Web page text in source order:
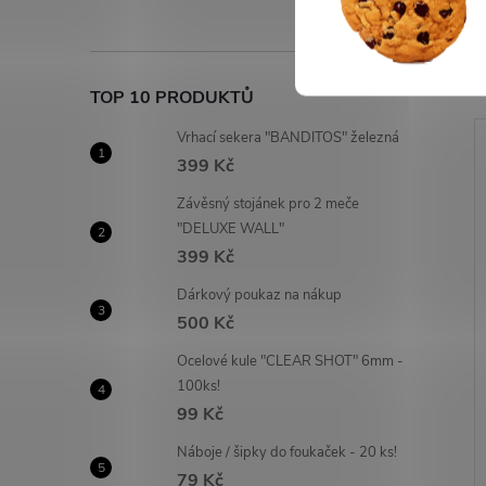
TOP 10 PRODUKTŮ
Vrhací sekera "BANDITOS" železná
399 Kč
Závěsný stojánek pro 2 meče
"DELUXE WALL"
399 Kč
Dárkový poukaz na nákup
500 Kč
Ocelové kule "CLEAR SHOT" 6mm -
100ks!
99 Kč
Náboje / šipky do foukaček - 20 ks!
79 Kč